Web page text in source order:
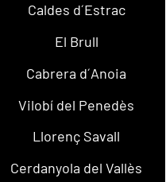
Caldes d´Estrac
El Brull
Cabrera d´Anoia
Vilobí del Penedès
Llorenç Savall
Cerdanyola del Vallès